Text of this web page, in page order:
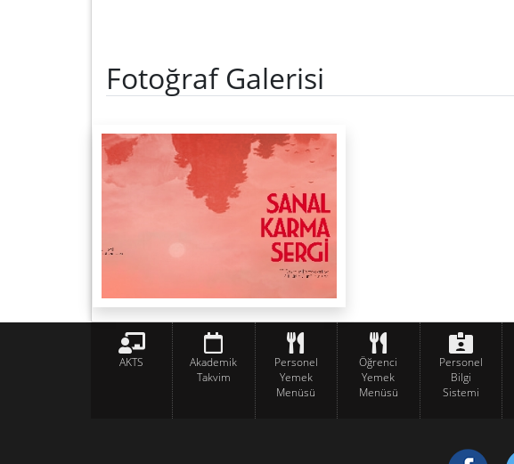
Fotoğraf Galerisi
AKTS
Akademik
Takvim
Personel
Yemek
Menüsü
Öğrenci
Yemek
Menüsü
Personel
Bilgi
Sistemi